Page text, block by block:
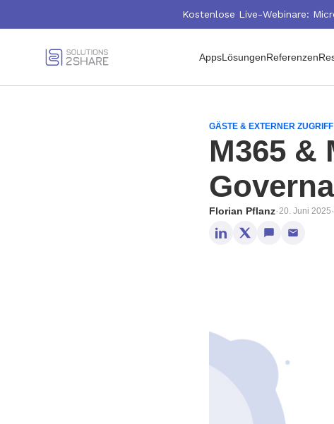
Kostenlose Live-Webinare:
AppsLösungenReferenzen
GÄSTE & EXTERNER ZUGRIFF
M365 &
Florian Pflanz·20. Juni 2025·